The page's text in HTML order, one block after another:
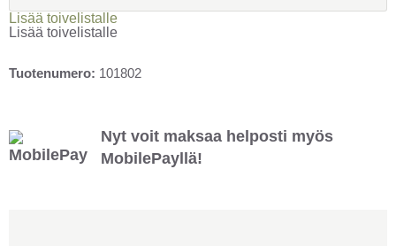
Lisää toivelistalle
Lisää toivelistalle
Tuotenumero: 101802
Nyt voit maksaa helposti myös
MobilePayllä!